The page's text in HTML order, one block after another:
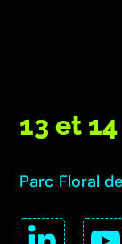
13 et
Parc Floral